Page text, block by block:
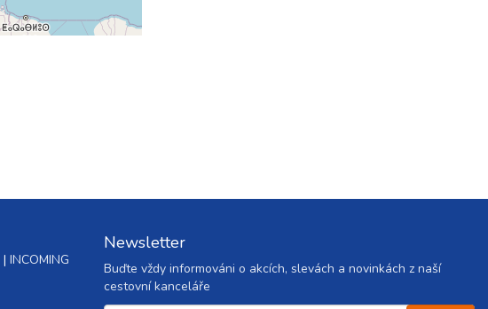
| INCOMING
Newsletter
Buďte vždy informováni o akcích, slevách a novinkách z naší
cestovní kanceláře